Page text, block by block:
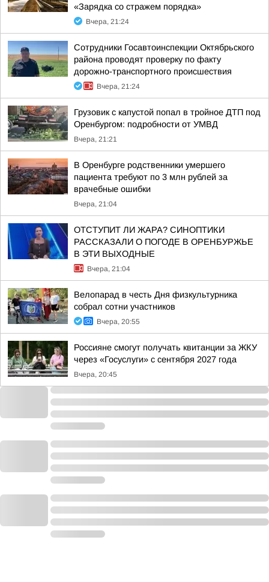
«Зарядка со стражем порядка»
Вчера, 21:24
Сотрудники Госавтоинспекции Октябрьского
района проводят проверку по факту
дорожно-транспортного происшествия
Вчера, 21:24
Грузовик с капустой попал в тройное ДТП под
Оренбургом: подробности от УМВД
Вчера, 21:21
В Оренбурге родственники умершего
пациента требуют по 3 млн рублей за
врачебные ошибки
Вчера, 21:04
ОТСТУПИТ ЛИ ЖАРА? СИНОПТИКИ
РАССКАЗАЛИ О ПОГОДЕ В ОРЕНБУРЖЬЕ
В ЭТИ ВЫХОДНЫЕ
Вчера, 21:04
Велопарад в честь Дня физкультурника
собрал сотни участников
Вчера, 20:55
Россияне смогут получать квитанции за ЖКУ
через «Госуслуги» с сентября 2027 года
Вчера, 20:45